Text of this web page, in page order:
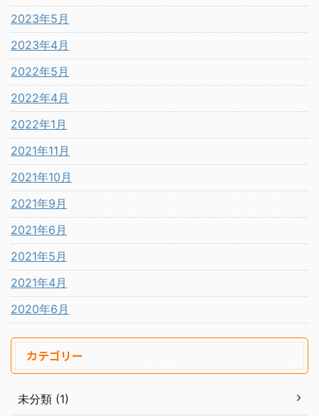
2023年5月
2023年4月
2022年5月
2022年4月
2022年1月
2021年11月
2021年10月
2021年9月
2021年6月
2021年5月
2021年4月
2020年6月
カテゴリー
未分類 (1)